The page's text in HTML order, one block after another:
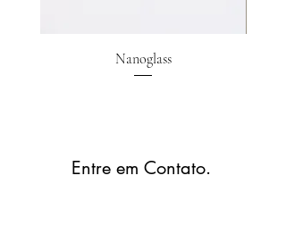
Nanoglass
Entre em Contato.